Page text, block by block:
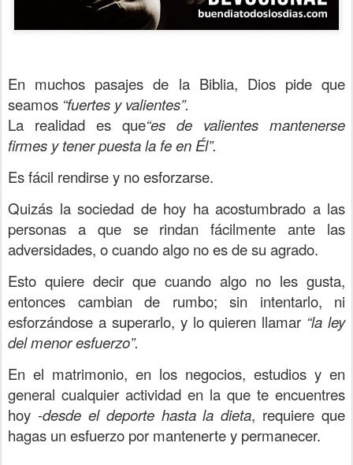
En muchos pasajes de la Biblia, Dios pide que
seamos “fuertes y valientes”.
La realidad es que“es de valientes mantenerse
firmes y tener puesta la fe en Él”.
Es fácil rendirse y no esforzarse.
Quizás la sociedad de hoy ha acostumbrado a las
personas a que se rindan fácilmente ante las
adversidades, o cuando algo no es de su agrado.
Esto quiere decir que cuando algo no les gusta,
entonces cambian de rumbo; sin intentarlo, ni
esforzándose a superarlo, y lo quieren llamar “la ley
del menor esfuerzo”.
En el matrimonio, en los negocios, estudios y en
general cualquier actividad en la que te encuentres
hoy -desde el deporte hasta la dieta, requiere que
hagas un esfuerzo por mantenerte y permanecer.